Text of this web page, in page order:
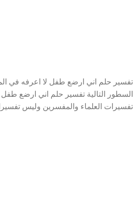
تفسير حلم اني ارضع طفل لا اعرفه في
السطور التالية تفسير حلم اني ارضع طفل
تفسيرات العلماء والمفسرين وليس